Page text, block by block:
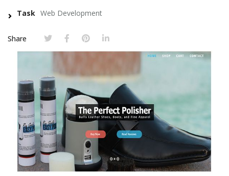
Task Web Development
Share